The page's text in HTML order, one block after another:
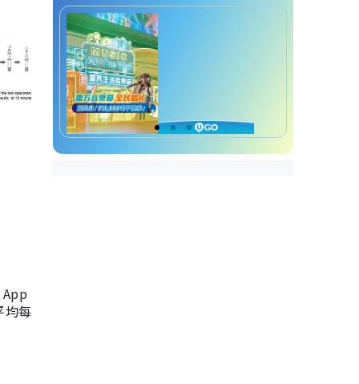
均每